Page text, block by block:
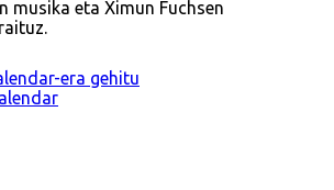
musika eta Ximun Fuchsen
era gehitu